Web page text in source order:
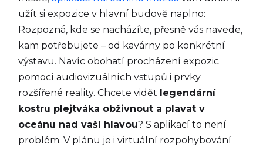
užít si expozice v hlavní budově naplno:
Rozpozná, kde se nacházíte, přesně vás navede,
kam potřebujete – od kavárny po konkrétní
výstavu. Navíc obohatí procházení expozic
pomocí audiovizuálních vstupů i prvky
rozšířené reality. Chcete vidět legendární
kostru plejtváka obživnout a plavat v
oceánu nad vaší hlavou? S aplikací to není
problém. V plánu je i virtuální rozpohybování